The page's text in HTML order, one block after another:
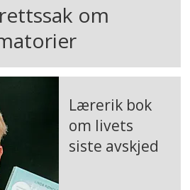
om
Lærerik bok
om livets
siste avskjed